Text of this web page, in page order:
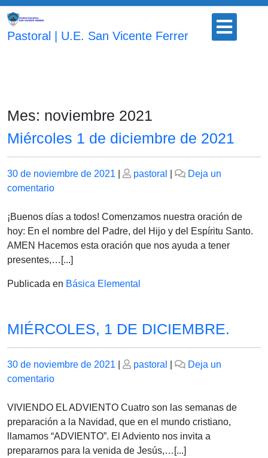
Saltar
contenido
Pastoral | U.E. San Vicente Ferrer
Botón
abrir
Mes: noviembre 2021
Miércoles 1 de diciembre de 2021
Publicado
el
30 de noviembre de 2021
Publicado
pastoral
Deja un
comentarioen
1
de
diciembre
de
¡Buenos días a todos! Comenzamos nuestra oración de
hoy: En el nombre del Padre, del Hijo y del Espíritu Santo.
AMEN Hacemos esta oración que nos ayuda a tener
presentes,…[...]
Publicada en Básica Elemental
MIÉRCOLES, 1 DE DICIEMBRE.
Publicado
el
30 de noviembre de 2021
Publicado
pastoral
Deja un
comentarioen
1
DE
DICIEMBRE.
VIVIENDO EL ADVIENTO Cuatro son las semanas de
preparación a la Navidad, que en el mundo cristiano,
llamamos “ADVIENTO”. El Adviento nos invita a
prepararnos para la venida de Jesús,…[...]